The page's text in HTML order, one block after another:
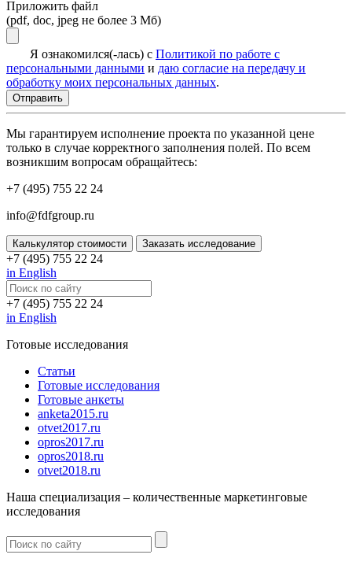
Приложить файл
(pdf, doc, jpeg не более 3 Мб)
Я ознакомился(-лась) с Политикой по работе с
персональными данными и даю согласие на передачу и
обработку моих персональных данных.
Мы гарантируем исполнение проекта по указанной цене
только в случае корректного заполнения полей. По всем
возникшим вопросам обращайтесь:
+7 (495) 755 22 24
info@fdfgroup.ru
Калькулятор стоимости Заказать исследование
+7 (495) 755 22 24
in English
+7 (495) 755 22 24
in English
Готовые исследования
Статьи
Готовые исследования
Готовые анкеты
anketa2015.ru
otvet2017.ru
opros2017.ru
opros2018.ru
otvet2018.ru
Наша специализация – количественные маркетинговые
исследования